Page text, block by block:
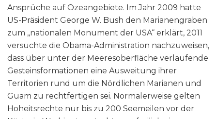
Ansprüche auf Ozeangebiete. Im Jahr 2009 hatte
US-Präsident George W. Bush den Marianengraben
zum „nationalen Monument der USA“ erklärt, 2011
versuchte die Obama-Administration nachzuweisen,
dass über unter der Meeresoberfläche verlaufende
Gesteinsformationen eine Ausweitung ihrer
Territorien rund um die Nördlichen Marianen und
Guam zu rechtfertigen sei. Normalerweise gelten
Hoheitsrechte nur bis zu 200 Seemeilen vor der